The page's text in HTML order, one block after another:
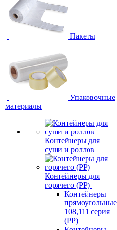
Пакеты
Упаковочные
материалы
Контейнеры для
суши и роллов
Контейнеры для
горячего (PP)
Контейнеры
прямоугольные
108,111 серия
(PP)